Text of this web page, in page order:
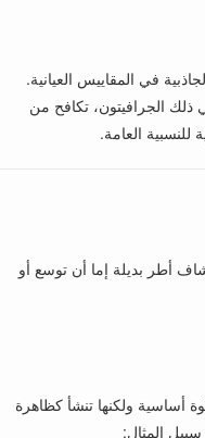
في المقاييس العيانية.
ذلك الجرافيتون، تكافح من
للنسبية العامة.
أطر بديلة إما أن توسع أو
أساسية ولكنها تنشأ كظاهرة
المثال: